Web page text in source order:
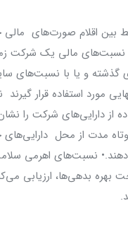
بین اقلام صورت‌های
مالی یک شرکت
گذشته و یا با نسبت‌های
مورد استفاده قرار
از دارایی‌های شرکت را
مدت از محل دارایی‌های
نسبت‌های اهرمی
بهره بدهی‌ها، ارزیابی